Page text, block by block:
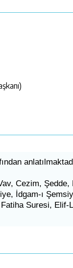
Cezim,
İdgam-ı
Suresi,